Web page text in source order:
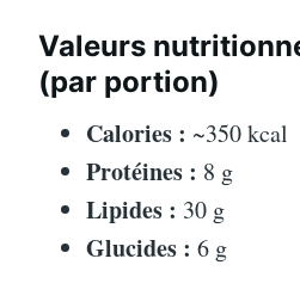
Valeurs
(par portion)
Calories : ~350 kcal
Protéines : 8 g
Lipides : 30 g
Glucides : 6 g